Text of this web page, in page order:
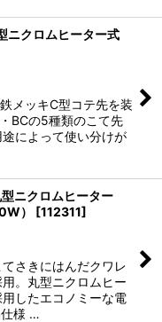
クロムヒーター式
メッキC型コテ先を装
BCの5種類のこて先
によって使い分けが
ニクロムヒーター
）
[112311]
さきにはんだクワレ
。丸型ニクロムヒー
したエコノミーな電
様 …